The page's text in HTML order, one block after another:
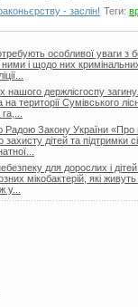
- заслін! Теги:
особливої уваги
і щодо них
нашого держлісгоспу
території Сумівського
Радою Закону України «Про
дітей та підтримки
для дорослих і
мікобактерій, які
у...